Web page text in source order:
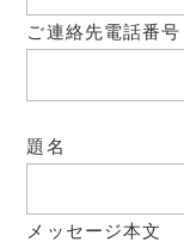
ご連絡先電話番号
題名
メッセージ本文